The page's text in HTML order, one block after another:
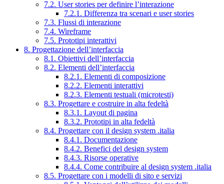
7.2. User stories per definire l’interazione
7.2.1. Differenza tra scenari e user stories
7.3. Flussi di interazione
7.4. Wireframe
7.5. Prototipi interattivi
8. Progettazione dell’interfaccia
8.1. Obiettivi dell’interfaccia
8.2. Elementi dell’interfaccia
8.2.1. Elementi di composizione
8.2.2. Elementi interattivi
8.2.3. Elementi testuali (microtesti)
8.3. Progettare e costruire in alta fedeltà
8.3.1. Layout di pagina
8.3.2. Prototipi in alta fedeltà
8.4. Progettare con il design system .italia
8.4.1. Documentazione
8.4.2. Benefici del design system
8.4.3. Risorse operative
8.4.4. Come contribuire al design system .italia
8.5. Progettare con i modelli di sito e servizi